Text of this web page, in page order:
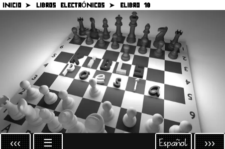
INICIO ➤ LIBROS ELECTRÓNICOS ➤ ELIBRO 18
‹‹‹ ›››
☰ Español